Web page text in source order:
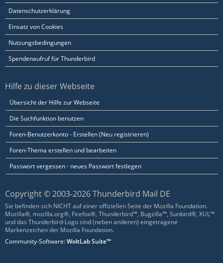
Datenschutzerklärung
Einsatz von Cookies
Nutzungsbedingungen
Spendenaufruf für Thunderbird
Hilfe zu dieser Webseite
Übersicht der Hilfe zur Webseite
Die Suchfunktion benutzen
Foren-Benutzerkonto - Erstellen (Neu registrieren)
Foren-Thema erstellen und bearbeiten
Passwort vergessen - neues Passwort festlegen
Copyright © 2003-2026 Thunderbird Mail DE
Sie befinden sich NICHT auf einer offiziellen Seite der Mozilla Foundation.
Mozilla®, mozilla.org®, Firefox®, Thunderbird™, Bugzilla™, Sunbird®, XUL™
und das Thunderbird-Logo sind (neben anderen) eingetragene
Markenzeichen der Mozilla Foundation.
Community-Software:WoltLab Suite™